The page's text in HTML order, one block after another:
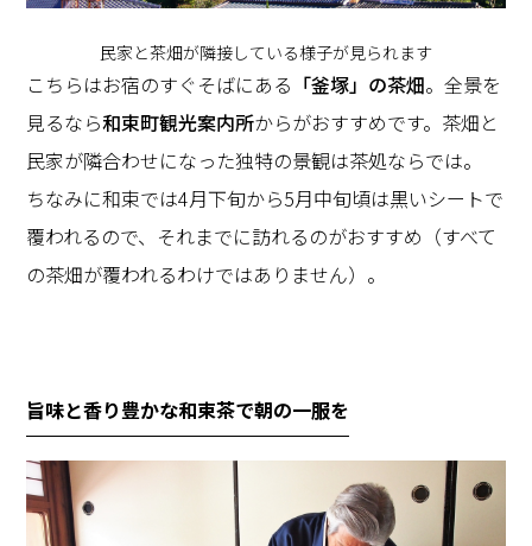
民家と茶畑が隣接している様子が見られます
こちらはお宿のすぐそばにある 「釜塚」の茶畑。全景を
見るなら和束町観光案内所からがおすすめです。茶畑と
民家が隣合わせになった独特の景観は茶処ならでは。
ちなみに和束では4月下旬から5月中旬頃は黒いシートで
覆われるので、それまでに訪れるのがおすすめ（すべて
の茶畑が覆われるわけではありません）。
旨味と香り豊かな和束茶で朝の一服を